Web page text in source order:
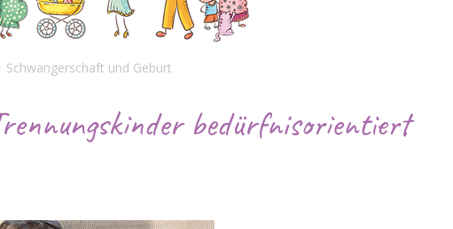
Schwangerschaft und Geburt
bedürfnisorientiert